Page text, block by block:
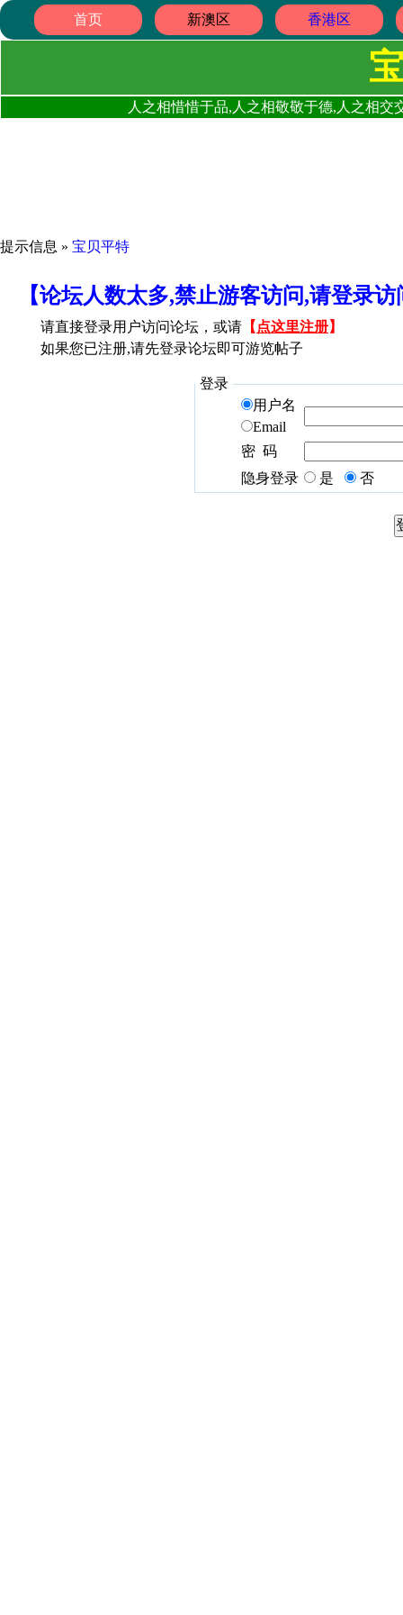
首页 新澳区 香港区
人之相惜惜于品,人之相敬敬于德,人之相
提示信息 » 宝贝平特
【论坛人数太多,禁止游客访问,请登录
请直接登录用户访问论坛，或请 【 点这里注册】
如果您已注册,请先登录论坛即可游览帖子
登录
用户名
Email
密 码
隐身登录
是 否